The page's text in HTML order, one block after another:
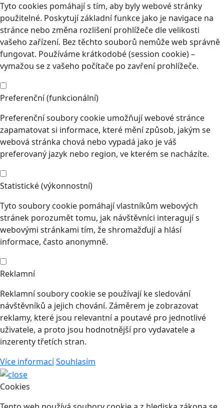
Tyto cookies pomáhají s tím, aby byly webové stránky
použitelné. Poskytují základní funkce jako je navigace na
stránce nebo změna rozlišení prohlížeče dle velikosti
vašeho zařízení. Bez těchto souborů nemůže web správně
fungovat. Používáme krátkodobé (session cookie) –
vymažou se z vašeho počítače po zavření prohlížeče.
Preferenční (funkcionální)
Preferenční soubory cookie umožňují webové stránce
zapamatovat si informace, které mění způsob, jakým se
webová stránka chová nebo vypadá jako je váš
preferovaný jazyk nebo region, ve kterém se nacházíte.
Statistické (výkonnostní)
Tyto soubory cookie pomáhají vlastníkům webových
stránek porozumět tomu, jak návštěvníci interagují s
webovými stránkami tím, že shromažďují a hlásí
informace, často anonymně.
Reklamní
Reklamní soubory cookie se používají ke sledování
návštěvníků a jejich chování. Záměrem je zobrazovat
reklamy, které jsou relevantní a poutavé pro jednotlivé
uživatele, a proto jsou hodnotnější pro vydavatele a
inzerenty třetích stran.
Více informacíSouhlasím
Cookies